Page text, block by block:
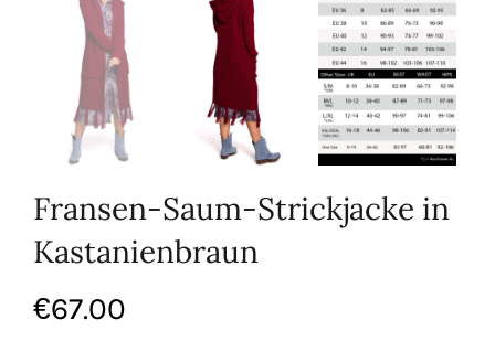
Fransen-Saum-Strickjacke in
Kastanienbraun
€67.00